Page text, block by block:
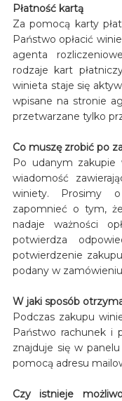
Płatność kartą
Za pomocą karty
Państwo opłacić
agenta
rodzaje kart
winieta staje się
wpisane na stronie
przetwarzane tylko
Co muszę zrobić po
Po udanym zakupie
wiadomość
winiety. Prosimy
zapomnieć o tym,
nadaje ważności
potwierdza
potwierdzenie
podany w
W jaki sposób
Podczas zakupu
Państwo rachunek i
znajduje się w
pomocą adresu
Czy istnieje